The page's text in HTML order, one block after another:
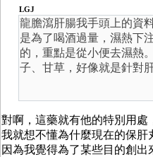
LGJ
龍膽瀉肝腸我手頭上的資
是為了喝酒過量，濕熱下
的，重點是從小便去濕熱
子、甘草，好像就是針對
對啊，這藥就有他的特別用處
我就想不懂為什麼現在的保肝
因為我覺得為了某些目的創出